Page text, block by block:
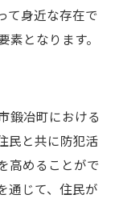
て身近な存在で
となります。
鍛冶町における
民と共に防犯活
高めることがで
通じて、住民が